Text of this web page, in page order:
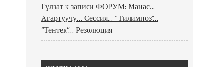
Гүлзатк записи ФОРУМ: Манас…
Агартуучу… Сессия… “Тилимпоз”…
“Тентек”… Резолюция